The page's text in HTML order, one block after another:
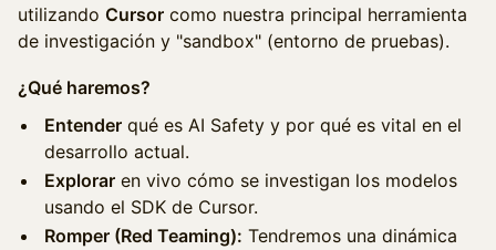
utilizando Cursor como nuestra principal herramienta
de investigación y "sandbox" (entorno de pruebas).
¿Qué haremos?
Entender qué es AI Safety y por qué es vital en el
desarrollo actual.
Explorar en vivo cómo se investigan los modelos
usando el SDK de Cursor.
Romper (Red Teaming): Tendremos una dinámica